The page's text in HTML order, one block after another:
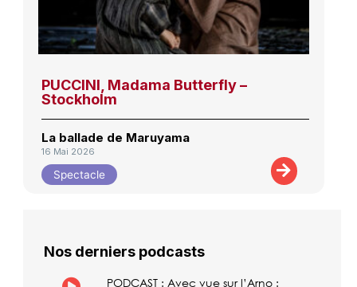
PUCCINI, Madama Butterfly –
Stockholm
La ballade de Maruyama
16 Mai 2026
Spectacle
Nos derniers podcasts
PODCAST : Avec vue sur l’Arno :